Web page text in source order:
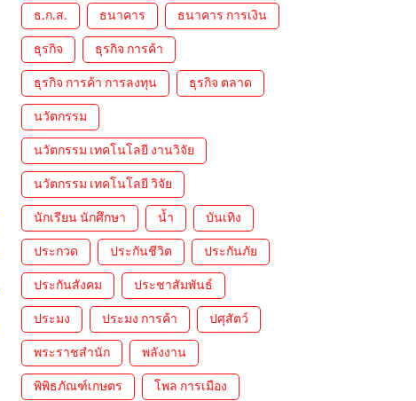
ธ.ก.ส. ธนาคาร ธนาคาร การเงิน
ธุรกิจ ธุรกิจ การค้า
ธุรกิจ การค้า การลงทุน ธุรกิจ ตลาด
นวัตกรรม
นวัตกรรม เทคโนโลยี งานวิจัย
นวัตกรรม เทคโนโลยี วิจัย
นักเรียน นักศึกษา น้ำ บันเทิง
ประกวด ประกันชีวิต ประกันภัย
ประกันสังคม ประชาสัมพันธ์
ประมง ประมง การค้า ปศุสัตว์
พระราชสำนัก พลังงาน
พิพิธภัณฑ์เกษตร โพล การเมือง